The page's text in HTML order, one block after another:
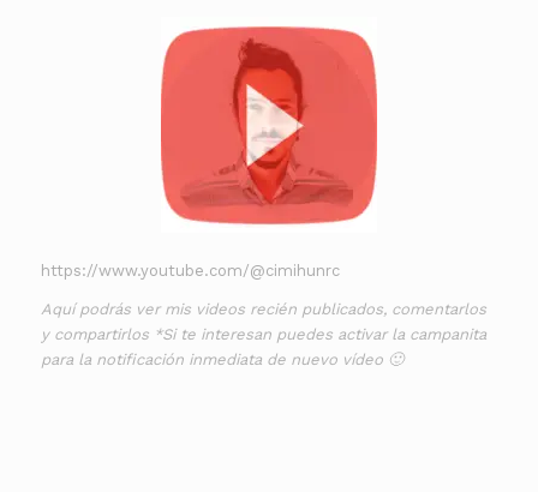
https://www.youtube.com/@cimihunrc
Aquí podrás ver mis videos recién publicados, comentarlos
y compartirlos *Si te interesan puedes activar la campanita
para la notificación inmediata de nuevo vídeo 🙂